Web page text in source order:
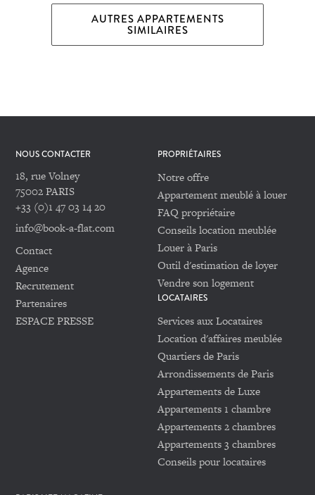
AUTRES APPARTEMENTS
SIMILAIRES
NOUS CONTACTER
18, rue Volney
75002 PARIS
+33 (0)1 47 03 14 20
info@book-a-flat.com
Contact
Agence
Recrutement
Partenaires
ESPACE PRESSE
PROPRIÉTAIRES
Notre offre
Appartement meublé à louer
FAQ propriétaire
Conseils location meublée
Louer à Paris
Outil d'estimation de loyer
Vendre son logement
LOCATAIRES
Services aux Locataires
Location d'affaires meublée
Quartiers de Paris
Arrondissements de Paris
Appartements de Luxe
Appartements 1 chambre
Appartements 2 chambres
Appartements 3 chambres
Conseils pour locataires